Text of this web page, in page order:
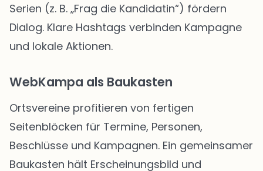
Serien (z. B. „Frag die Kandidatin“) fördern
Dialog. Klare Hashtags verbinden Kampagne
und lokale Aktionen.
WebKampa als Baukasten
Ortsvereine profitieren von fertigen
Seitenblöcken für Termine, Personen,
Beschlüsse und Kampagnen. Ein gemeinsamer
Baukasten hält Erscheinungsbild und